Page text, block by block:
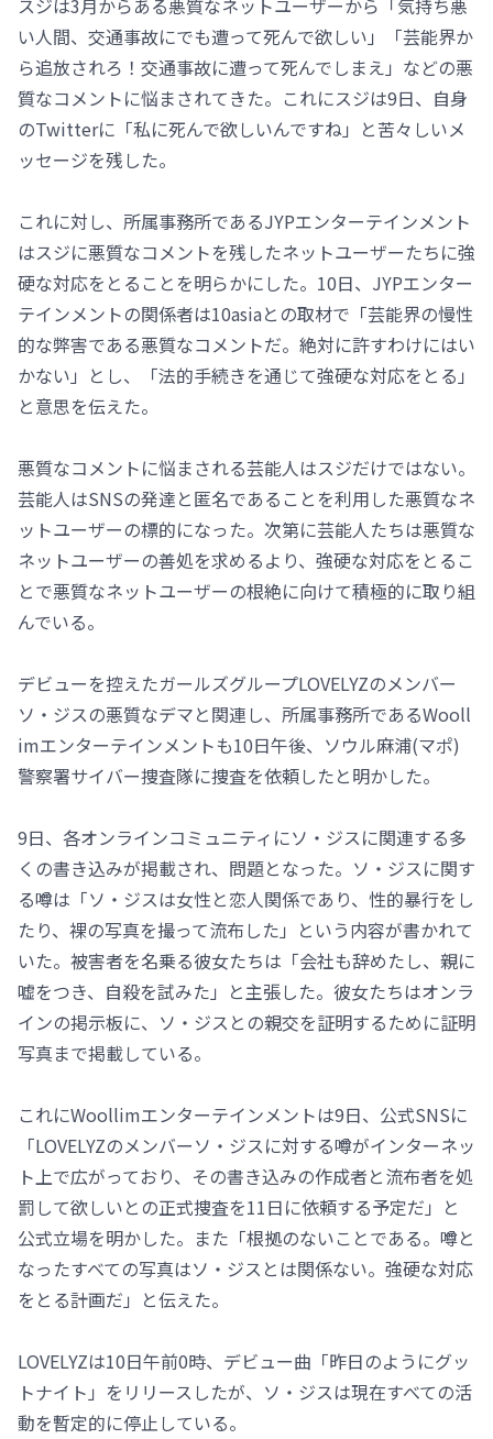
い人間、交通事故にでも遭って死んで欲しい」「芸能界か
ら追放されろ！交通事故に遭って死んでしまえ」などの悪
質なコメントに悩まされてきた。これにスジは9日、自身
のTwitterに「私に死んで欲しいんですね」と苦々しいメ
ッセージを残した。
これに対し、所属事務所であるJYPエンターテインメント
はスジに悪質なコメントを残したネットユーザーたちに強
硬な対応をとることを明らかにした。10日、JYPエンター
テインメントの関係者は10asiaとの取材で「芸能界の慢性
的な弊害である悪質なコメントだ。絶対に許すわけにはい
かない」とし、「法的手続きを通じて強硬な対応をとる」
と意思を伝えた。
悪質なコメントに悩まされる芸能人はスジだけではない。
芸能人はSNSの発達と匿名であることを利用した悪質なネ
ットユーザーの標的になった。次第に芸能人たちは悪質な
ネットユーザーの善処を求めるより、強硬な対応をとるこ
とで悪質なネットユーザーの根絶に向けて積極的に取り組
んでいる。
デビューを控えたガールズグループLOVELYZのメンバー
ソ・ジスの悪質なデマと関連し、所属事務所であるWooll
imエンターテインメントも10日午後、ソウル麻浦(マポ)
警察署サイバー捜査隊に捜査を依頼したと明かした。
9日、各オンラインコミュニティにソ・ジスに関連する多
くの書き込みが掲載され、問題となった。ソ・ジスに関す
る噂は「ソ・ジスは女性と恋人関係であり、性的暴行をし
たり、裸の写真を撮って流布した」という内容が書かれて
いた。被害者を名乗る彼女たちは「会社も辞めたし、親に
嘘をつき、自殺を試みた」と主張した。彼女たちはオンラ
インの掲示板に、ソ・ジスとの親交を証明するために証明
写真まで掲載している。
これにWoollimエンターテインメントは9日、公式SNSに
「LOVELYZのメンバーソ・ジスに対する噂がインターネッ
ト上で広がっており、その書き込みの作成者と流布者を処
罰して欲しいとの正式捜査を11日に依頼する予定だ」と
公式立場を明かした。また「根拠のないことである。噂と
なったすべての写真はソ・ジスとは関係ない。強硬な対応
をとる計画だ」と伝えた。
LOVELYZは10日午前0時、デビュー曲「昨日のようにグッ
トナイト」をリリースしたが、ソ・ジスは現在すべての活
動を暫定的に停止している。